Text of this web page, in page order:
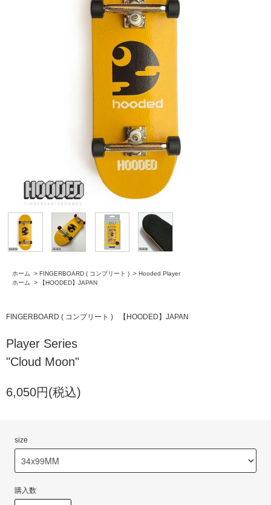
ホーム > FINGERBOARD ( コンプリート ) > Hooded Player
ホーム
> 【HOODED】JAPAN
FINGERBOARD ( コンプリート ) 【HOODED】JAPAN
Player Series
"Cloud Moon"
6,050円(税込)
size
購入数